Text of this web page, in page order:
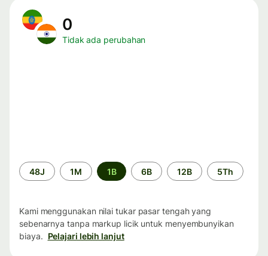
0
Tidak ada perubahan
Periode
waktu
48J 1M 1B 6B 12B 5Th
Kami menggunakan nilai tukar pasar tengah yang
sebenarnya tanpa markup licik untuk menyembunyikan
biaya. Pelajari lebih lanjut